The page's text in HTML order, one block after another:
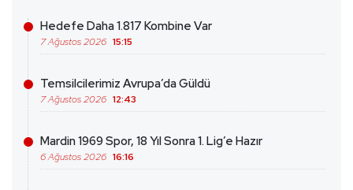
Hedefe Daha 1.817 Kombine Var
7 Ağustos 2026 15:15
Temsilcilerimiz Avrupa’da Güldü
7 Ağustos 2026 12:43
Mardin 1969 Spor, 18 Yıl Sonra 1. Lig’e Hazır
6 Ağustos 2026 16:16